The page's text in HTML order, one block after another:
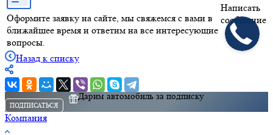
Оформите заявку на сайте, мы свяжемся с вами в
ближайшее время и ответим на все интересующие
вопросы.
Написать
сообщение
Назад к списку
Дарим автомобиль за подписку
ПОДПИСАТЬСЯ
Компания